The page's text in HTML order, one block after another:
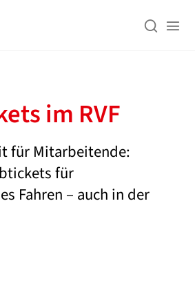
 
im RVF
für Mitarbeitende:
für
Fahren – auch in der